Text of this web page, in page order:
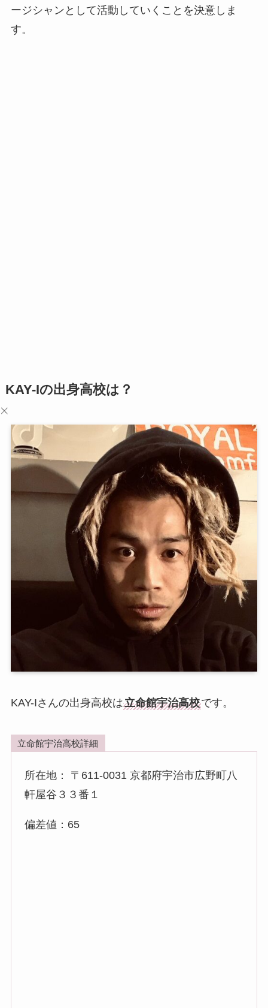
ージシャンとして活動していくことを決意しま
す。
KAY-Iの出身高校は？
KAY-Iさんの出身高校は立命館宇治高校です。
立命館宇治高校詳細
所在地：
〒611-0031 京都府宇治市広野町八
軒屋谷３３番１
偏差値：65